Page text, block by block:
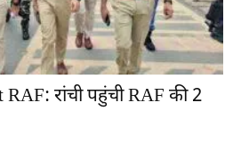
RAF: रांची पहुंची RAF की 2